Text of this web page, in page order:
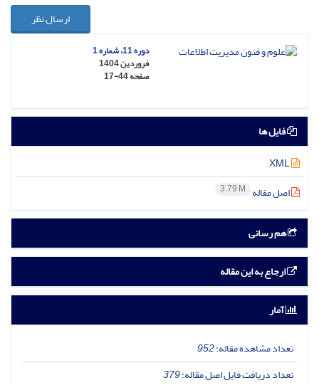
ارسال نظر
دوره 11، شماره 1
فروردین 1404
صفحه17-44
فایل ها
اصل مقاله 3.79 M
هم رسانی
ارجاع به این مقاله
آمار
تعداد مشاهده مقاله:952
تعداد دریافت فایل اصل مقاله:379